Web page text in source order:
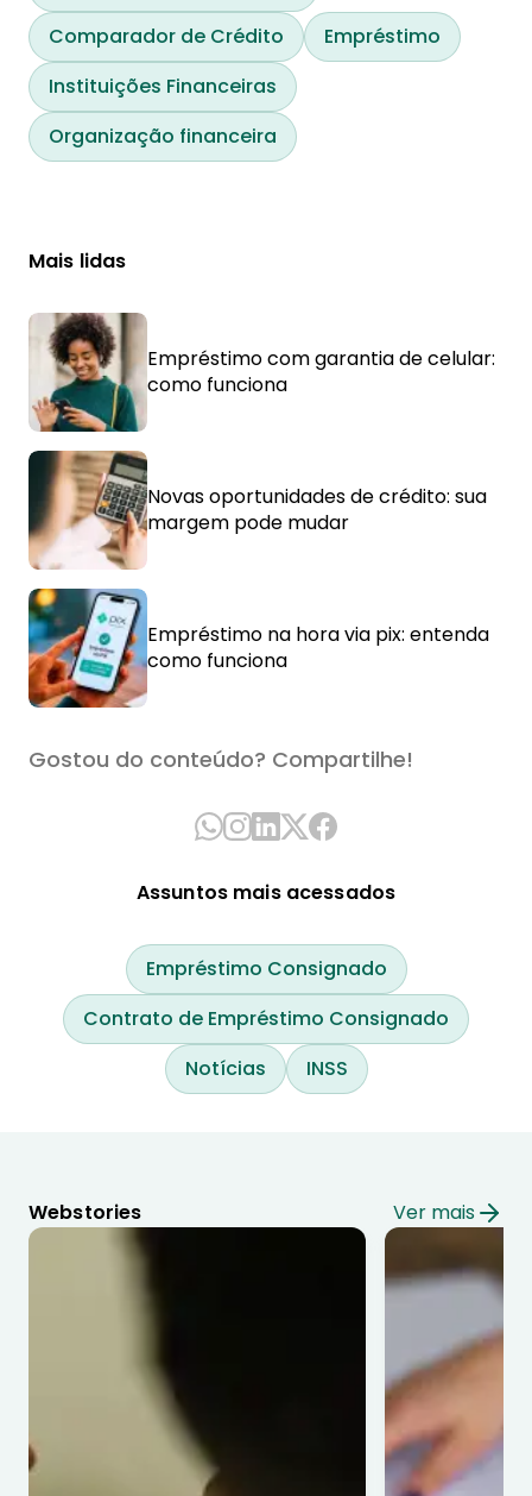
Comparador de Crédito
Empréstimo
Instituições Financeiras
Organização financeira
Mais lidas
Empréstimo com garantia de celular:
como funciona
Novas oportunidades de crédito: sua
margem pode mudar
Empréstimo na hora via pix: entenda
como funciona
Gostou do conteúdo? Compartilhe!
Assuntos mais acessados
Empréstimo Consignado
Contrato de Empréstimo Consignado
Notícias
INSS
Webstories Ver mais